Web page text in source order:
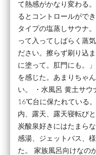
て熱感がかなり変わる
るとコントロールがで
タイプの塩蒸しサウナ
って入ってしばらく蒸
ださい。擦らず刷り込
に塗って。肛門にも。
を感じた。あまりちゃ
い。 ・水風呂 黄土サウ
16℃台に保たれている
内、露天、露天寝転び
炭酸泉好きにはたまら
感湯、ジェットバス、
た。 家族風呂向けなの